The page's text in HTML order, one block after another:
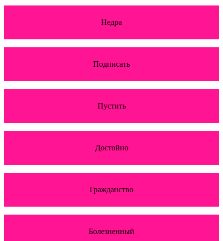
Недра
Подписать
Пустить
Достойно
Гражданство
Болезненный